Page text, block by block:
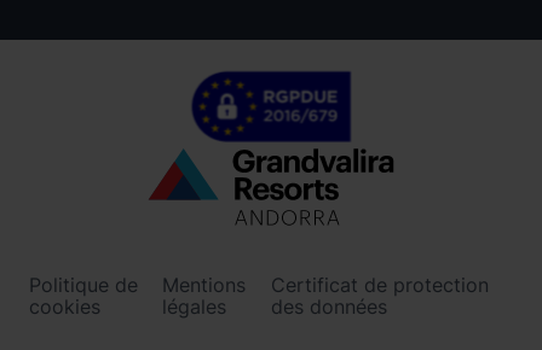
-
ordinoarcalis.com
Certificat de protection
des données
Politique de
cookies
Mentions
légales